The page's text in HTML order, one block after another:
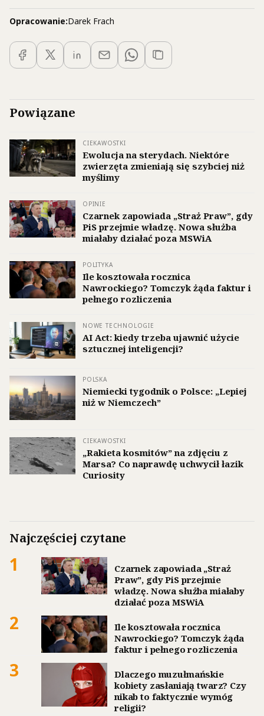
Opracowanie:Darek Frach
Powiązane
CIEKAWOSTKI
Ewolucja na sterydach. Niektóre
zwierzęta zmieniają się szybciej niż
myślimy
OPINIE
Czarnek zapowiada „Straż Praw”, gdy
PiS przejmie władzę. Nowa służba
miałaby działać poza MSWiA
POLITYKA
Ile kosztowała rocznica
Nawrockiego? Tomczyk żąda faktur i
pełnego rozliczenia
NOWE TECHNOLOGIE
AI Act: kiedy trzeba ujawnić użycie
sztucznej inteligencji?
POLSKA
Niemiecki tygodnik o Polsce: „Lepiej
niż w Niemczech”
CIEKAWOSTKI
„Rakieta kosmitów” na zdjęciu z
Marsa? Co naprawdę uchwycił łazik
Curiosity
Najczęściej czytane
1
Czarnek zapowiada „Straż
Praw”, gdy PiS przejmie
władzę. Nowa służba miałaby
działać poza MSWiA
2
Ile kosztowała rocznica
Nawrockiego? Tomczyk żąda
faktur i pełnego rozliczenia
3
Dlaczego muzułmańskie
kobiety zasłaniają twarz? Czy
nikab to faktycznie wymóg
religii?